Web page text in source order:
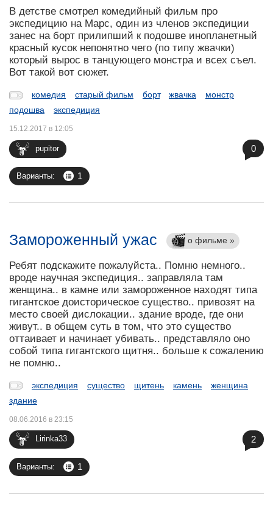
В детстве смотрел комедийный фильм про
экспедицию на Марс, один из членов экспедиции
занес на борт прилипший к подошве инопланетный
красный кусок непонятно чего (по типу жвачки)
который вырос в танцующего монстра и всех съел.
Вот такой вот сюжет.
комедия старый фильм борт жвачка
монстр
подошва
экспедиция
pupitor
15.12.2017 в 12:05
Варианты: 1
0
Замороженный ужас о фильме »
Ребят подскажите пожалуйста.. Помню немного..
вроде научная экспедиция.. заправляла там
женщина.. в камне или замороженное находят типа
гигантское доисторическое существо.. привозят на
место своей дислокации.. здание вроде, где они
живут.. в общем суть в том, что это существо
оттаивает и начинает убивать.. представляло оно
собой типа гигантского щитня.. больше к сожалению
не помню..
экспедиция существо щитень камень
женщина
здание
Lirinka33
08.06.2016 в 23:15
Варианты: 1
2